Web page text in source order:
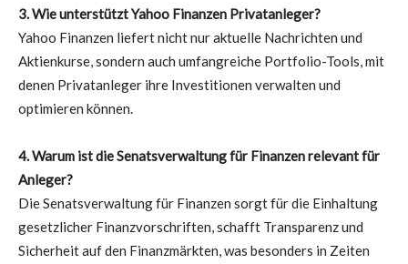
3. Wie unterstützt Yahoo Finanzen Privatanleger?
Yahoo Finanzen liefert nicht nur aktuelle Nachrichten und
Aktienkurse, sondern auch umfangreiche Portfolio-Tools, mit
denen Privatanleger ihre Investitionen verwalten und
optimieren können.
4. Warum ist die Senatsverwaltung für Finanzen relevant für
Anleger?
Die Senatsverwaltung für Finanzen sorgt für die Einhaltung
gesetzlicher Finanzvorschriften, schafft Transparenz und
Sicherheit auf den Finanzmärkten, was besonders in Zeiten